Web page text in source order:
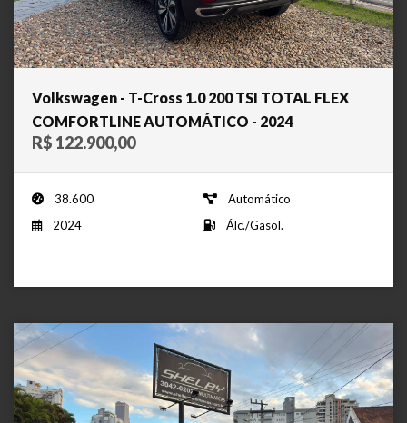
Volkswagen - T-Cross 1.0 200 TSI TOTAL FLEX
COMFORTLINE AUTOMÁTICO - 2024
R$ 122.900,00
38.600
Automático
2024
Álc./Gasol.